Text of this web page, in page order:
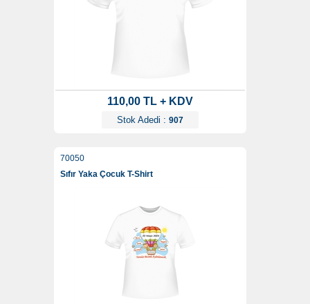
110,00 TL + KDV
Stok Adedi : 907
70050
Sıfır Yaka Çocuk T-Shirt